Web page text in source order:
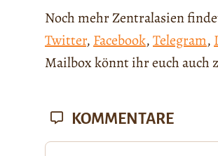
Noch mehr Zentralasien
Twitter, Facebook,Telegram,
Mailbox könnt ihr euch auch
KOMMENTARE